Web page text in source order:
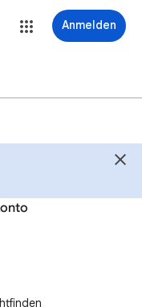
Anmelden